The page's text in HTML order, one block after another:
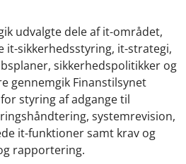
udvalgte dele af it-området,
it-sikkerhedsstyring, it-strategi,
sikkerhedspolitikker og
gennemgik Finanstilsynet
styring af adgange til
systemrevision,
it-funktioner samt krav og
rapportering.